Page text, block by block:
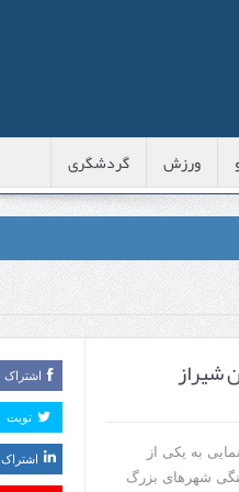
ورزش گردشگری
شیراز
به یکی از
شهرهای بزرگ
اشتراک
تویت
اشتراک